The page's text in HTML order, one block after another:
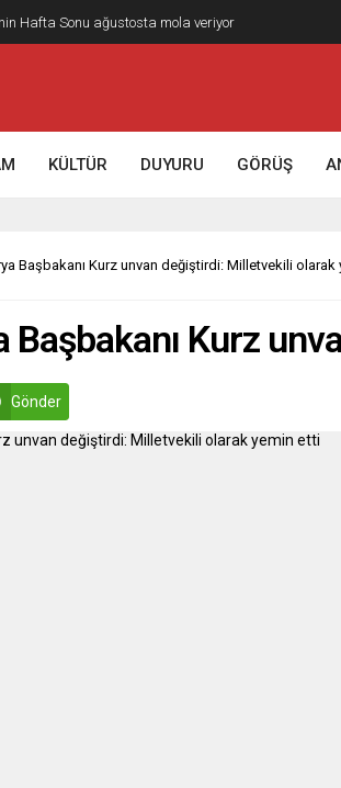
geleceği: Teknokratik kontrol mü, kolonializm mi?
KÜLTÜR DUYURU GÖRÜŞ
Başbakanı Kurz unvan değiştirdi: Milletvekili olarak
Başbakanı Kurz
Gönder